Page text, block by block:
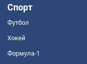
Спорт
Футбол
Хокей
Формула-1